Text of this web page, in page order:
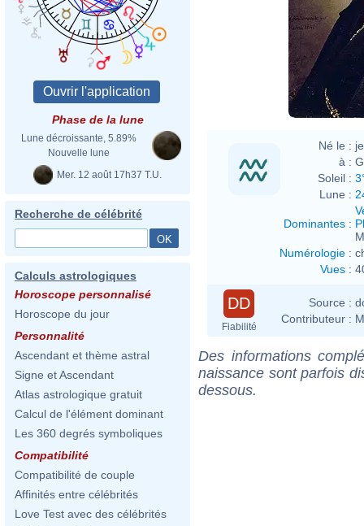
Phase de la lune
Lune décroissante, 5.89%
Nouvelle lune
Mer. 12 août 17h37 T.U.
Recherche de célébrité
Calculs astrologiques
Horoscope personnalisé
Horoscope du jour
Personnalité
Ascendant et thème astral
Signe et Ascendant
Atlas astrologique gratuit
Calcul de l'élément dominant
Les 360 degrés symboliques
Compatibilité
Compatibilité de couple
Affinités entre célébrités
Love Test avec des célébrités
Olof
Né le :
à :
Soleil :
Lune :
Dominantes :
Numérologie :
Vues :
DD
Fiabilité
Source :
Contributeur :
Des informations
naissance sont parfois
dessous.